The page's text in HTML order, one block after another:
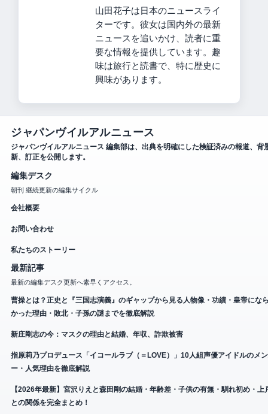
山田花子は日本のニュースライ
ターです。彼女は国内外の最新
ニュースを追いかけ、読者に重
要な情報を提供しています。趣
味は旅行と読書で、特に歴史に
興味があります。
ジャパンヴイルアルニュース
ジャパンヴイルアルニュース 編集部は、出典を明確にした検証済みの報道、背
新、訂正を公開します。
編集デスク
朝刊 継続更新の編集サイクル
会社概要
お問い合わせ
私たちのストーリー
最新記事
最新の編集デスク更新へ素早くアクセス。
曹操とは？正史と『三国志演義』のギャップから見る人物像・功績・皇帝にな
かった理由・敗北・子孫の謎までを徹底解説
新庄剛志の今：マスクの理由と結婚、年収、詐欺被害
指原莉乃プロデュース「イコールラブ（＝LOVE）」10人組声優アイドルのメ
ー・人気理由を徹底解説
【2026年最新】宮沢りえと森田剛の結婚・年齢差・子供の有無・馴れ初め・上
との関係を完全まとめ！